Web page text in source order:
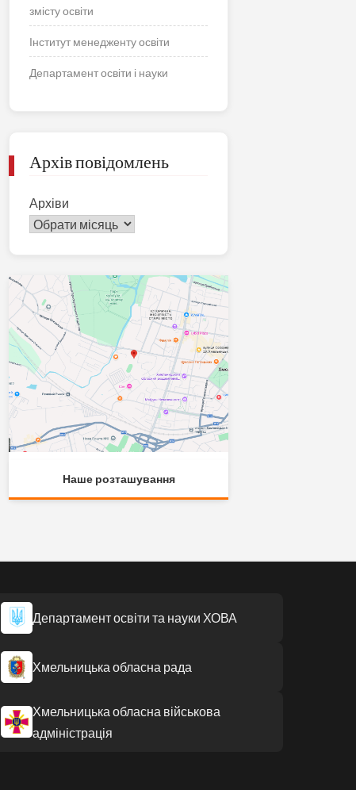
змісту освіти
Інститут менедженту освіти
Департамент освіти і науки
Архів повідомлень
Архіви
Наше розташування
Департамент освіти та науки ХОВА
Хмельницька обласна рада
Хмельницька обласна військова
адміністрація